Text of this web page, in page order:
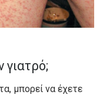
γιατρό;
μπορεί να έχετε